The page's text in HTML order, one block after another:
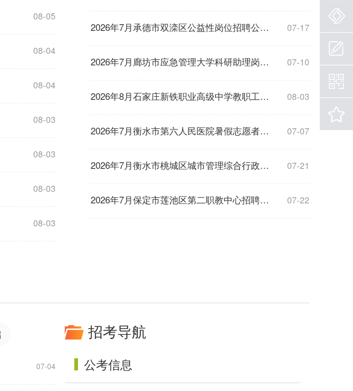
08-05
08-04
08-04
08-03
08-03
08-03
08-03
2026年7月承德市双滦区公益性岗位招聘公告... 07-17
2026年7月廊坊市应急管理大学科研助理岗位... 07-10
2026年8月石家庄新铁职业高级中学教职工招... 08-03
2026年7月衡水市第六人民医院暑假志愿者招... 07-07
2026年7月衡水市桃城区城市管理综合行政执... 07-21
2026年7月保定市莲池区第二职教中心招聘教... 07-22
07-04
招考导航
公考信息